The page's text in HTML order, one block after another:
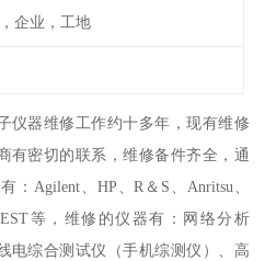
企业，工地
仪器维修工作约十多年，现有维修
有密切的联系，维修备件齐全，通
：Agilent、HP、R＆S、Anritsu、
等，维修的仪器有：网络分析
电综合测试仪（手机综测仪）、高